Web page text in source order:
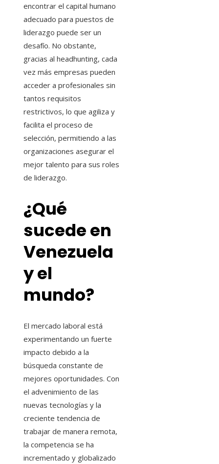
encontrar el capital humano
adecuado para puestos de
liderazgo puede ser un
desafío. No obstante,
gracias al headhunting, cada
vez más empresas pueden
acceder a profesionales sin
tantos requisitos
restrictivos, lo que agiliza y
facilita el proceso de
selección, permitiendo a las
organizaciones asegurar el
mejor talento para sus roles
de liderazgo.
¿Qué
sucede en
Venezuela
y el
mundo?
El mercado laboral está
experimentando un fuerte
impacto debido a la
búsqueda constante de
mejores oportunidades. Con
el advenimiento de las
nuevas tecnologías y la
creciente tendencia de
trabajar de manera remota,
la competencia se ha
incrementado y globalizado